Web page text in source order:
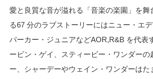
愛と良質な音が溢れる「音楽の楽園」を舞
る67 分のラブストーリーにはニュー・エ
パーカー・ジュニアなどAOR,R&B を代表
ービン・ゲイ、スティービー・ワンダーの
ー、シャーデーやウェイン・ワンダーはた